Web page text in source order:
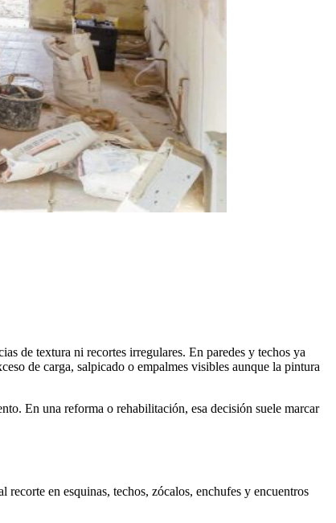
de textura ni recortes irregulares. En paredes y techos ya
de carga, salpicado o empalmes visibles aunque la pintura
En una reforma o rehabilitación, esa decisión suele marcar
en esquinas, techos, zócalos, enchufes y encuentros